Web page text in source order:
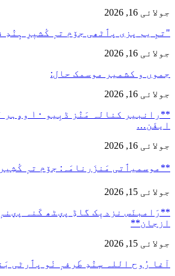
جولائی 16, 2026
"تمِ یم پزی پٲٹھی جۆم تہٕ کٔشیٖرِ
جولائی 16, 2026
جموں و کشمیر موسمک حال:
جولائی 16, 2026
**رانبیر
ایفَن…
جولائی 16, 2026
**موسمیٲتی مَنزَرنامَہ: جۆم تہٕ
جولائی 15, 2026
**رَامبنَس نزدیٖک گاڈِ پؠٹھ کَنہ
ازجان**
جولائی 15, 2026
آغا رُوح اللہ سٕنٛدِ طَرفہٕ نٔو پٲرٹی